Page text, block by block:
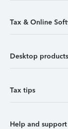
Tax & Online
Desktop products
Tax tips
Help and support